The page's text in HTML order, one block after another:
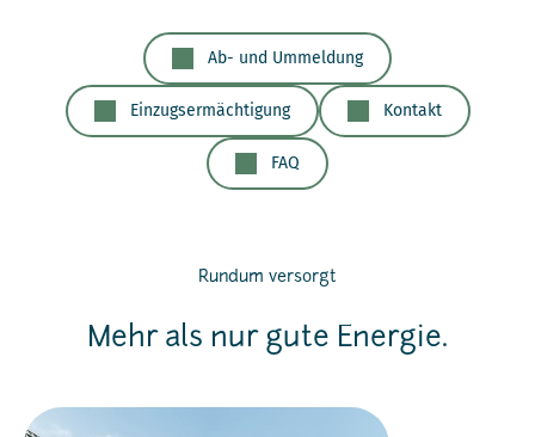
Ab- und Ummeldung
Einzugsermächtigung Kontakt
FAQ
Rundum versorgt
Mehr als nur gute Energie.